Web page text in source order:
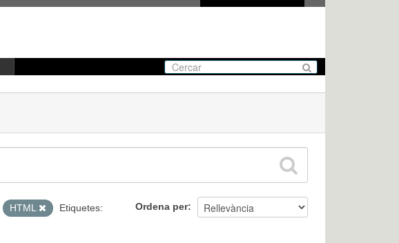
Ordena per
HTML
Etiquetes: